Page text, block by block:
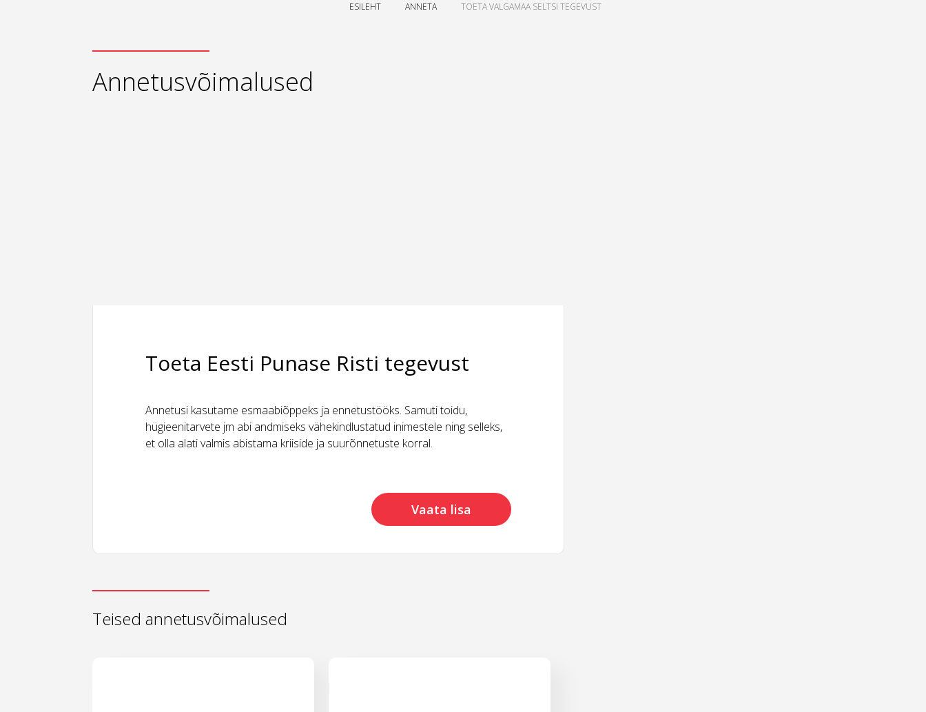
ESILEHT ANNETA TOETA VALGAMAA SELTSI TEGEVUST
Annetusvõimalused
Toeta Eesti Punase Risti tegevust
Annetusi kasutame esmaabiõppeks ja ennetustööks. Samuti toidu,
hügieenitarvete jm abi andmiseks vähekindlustatud inimestele ning selleks,
et olla alati valmis abistama kriiside ja suurõnnetuste korral.
Vaata lisa
Teised annetusvõimalused